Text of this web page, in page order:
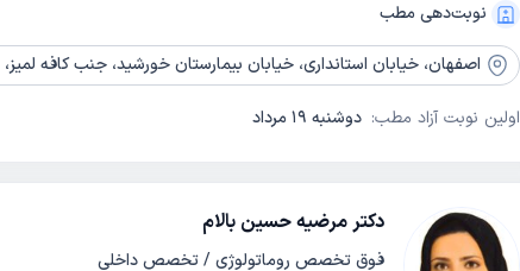
نوبت‌دهی مطب
اصفهان، خیابان استانداری، خیابان بیمارستان خورشید، جنب کافه
اولین نوبت آزاد مطب: دوشنبه 19 مرداد
دکتر مرضیه حسین بالام
فوق تخصص روماتولوژی / تخصص داخلی